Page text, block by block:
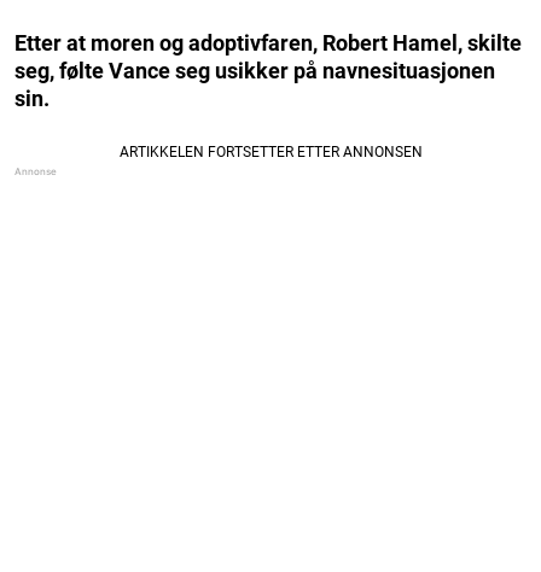
Etter at moren og adoptivfaren, Robert Hamel, skilte
seg, følte Vance seg usikker på navnesituasjonen
sin.